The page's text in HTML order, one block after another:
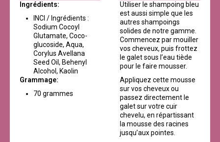
Ingrédients:
INCI / Ingrédients :
Sodium Cocoyl
Glutamate, Coco-
glucoside, Aqua,
Corylus Avellana
Seed Oil, Behenyl
Alcohol, Kaolin
Grammage:
70 grammes
Utiliser le shampoing bleu
est aussi simple que les
autres shampoings
solides de notre gamme.
Commencez par mouiller
vos cheveux, puis frottez
le galet sous l’eau tiède
pour le faire mousser.
Appliquez cette mousse
sur vos cheveux ou
passez directement le
galet sur votre cuir
chevelu, en répartissant
la mousse des racines
jusqu’aux pointes.